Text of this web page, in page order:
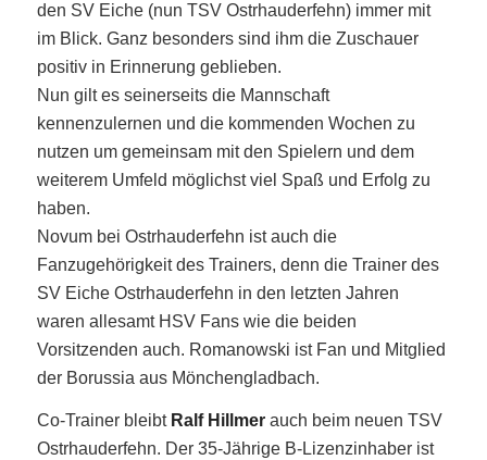
den SV Eiche (nun TSV Ostrhauderfehn) immer mit
im Blick. Ganz besonders sind ihm die Zuschauer
positiv in Erinnerung geblieben.
Nun gilt es seinerseits die Mannschaft
kennenzulernen und die kommenden Wochen zu
nutzen um gemeinsam mit den Spielern und dem
weiterem Umfeld möglichst viel Spaß und Erfolg zu
haben.
Novum bei Ostrhauderfehn ist auch die
Fanzugehörigkeit des Trainers, denn die Trainer des
SV Eiche Ostrhauderfehn in den letzten Jahren
waren allesamt HSV Fans wie die beiden
Vorsitzenden auch. Romanowski ist Fan und Mitglied
der Borussia aus Mönchengladbach.
Co-Trainer bleibt Ralf Hillmerauch beim neuen TSV
Ostrhauderfehn. Der 35-Jährige B-Lizenzinhaber ist